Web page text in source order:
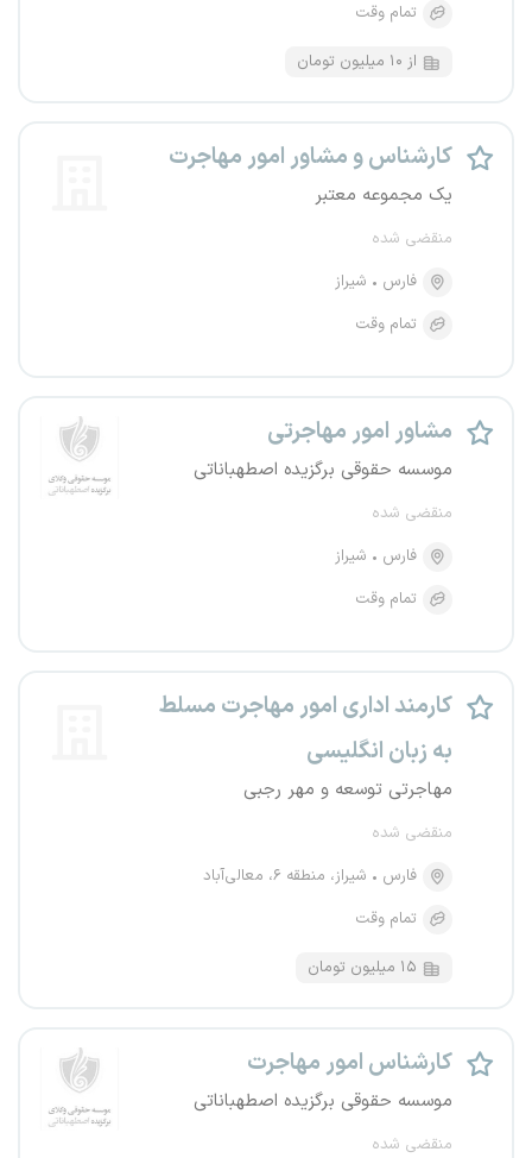
تمام وقت
از ۱۰ میلیون تومان
کارشناس و مشاور امور مهاجرت
یک مجموعه معتبر
منقضی شده
فارس
شیراز
تمام وقت
مشاور امور مهاجرتی
موسسه حقوقی برگزیده اصطهباناتی
منقضی شده
فارس
شیراز
تمام وقت
کارمند اداری امور مهاجرت مسلط
به زبان انگلیسی
مهاجرتی توسعه و مهر رجبی
منقضی شده
فارس
شیراز، منطقه ۶، معالی‌آباد
تمام وقت
۱۵ میلیون تومان
کارشناس امور مهاجرت
موسسه حقوقی برگزیده اصطهباناتی
منقضی شده